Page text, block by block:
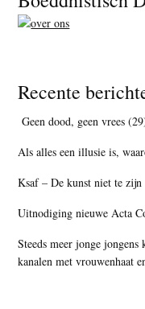
Recente
Geen dood, geen vrees
Als alles een illusie is,
Ksaf – De kunst niet te zijn
Uitnodiging nieuwe Acta
Steeds meer jonge
kanalen met vrouwenhaat